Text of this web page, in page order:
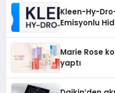
Kleen-Hy-
Emisyonlu
Marie Rose
yaptı